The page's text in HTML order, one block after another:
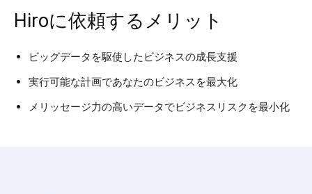
Hiroに依頼するメリット
ビッグデータを駆使したビジネスの成長支援
実行可能な計画であなたのビジネスを最大化
メリッセージ力の高いデータでビジネスリスクを最小化